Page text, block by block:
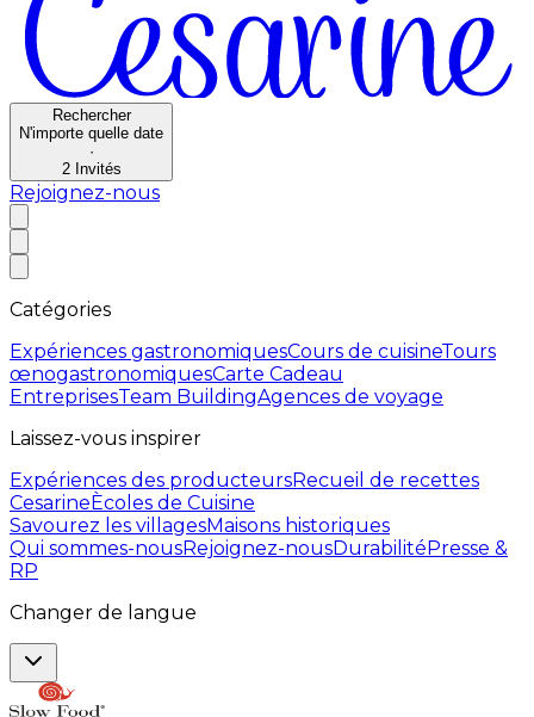
Rechercher
N'importe quelle date
·
2 Invités
Rejoignez-nous
Catégories
Expériences gastronomiquesCours de cuisineTours
œnogastronomiquesCarte Cadeau
EntreprisesTeam BuildingAgences de voyage
Laissez-vous inspirer
Expériences des producteursRecueil de recettes
CesarineÈcoles de Cuisine
Savourez les villagesMaisons historiques
Qui sommes-nousRejoignez-nousDurabilitéPresse &
RP
Changer de langue